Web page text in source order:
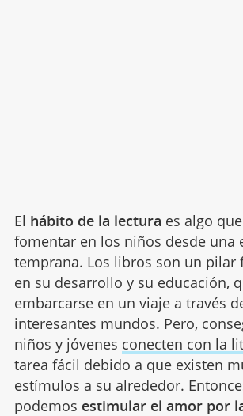
El hábito de la lectura es algo
fomentar en los niños desde una
temprana. Los libros son un pilar
en su desarrollo y su educación,
embarcarse en un viaje a través
interesantes mundos. Pero,
niños y jóvenes conecten con la
tarea fácil debido a que existen
estímulos a su alrededor.
podemos estimular el amor por